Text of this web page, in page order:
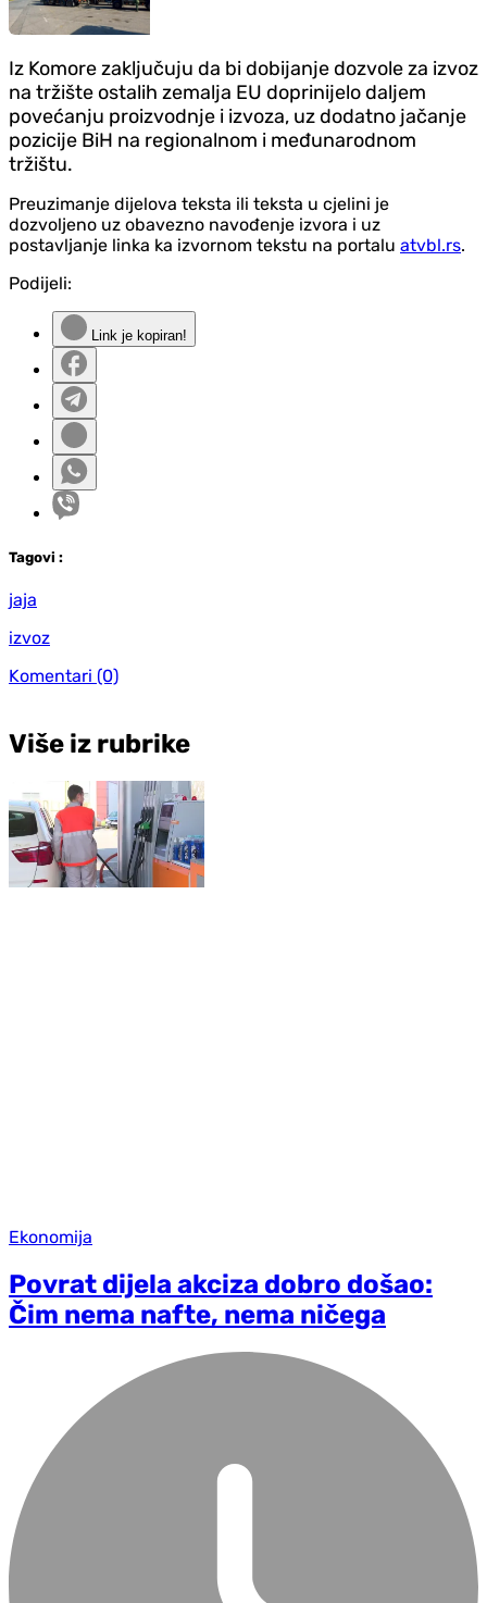
Iz Komore zaključuju da bi dobijanje dozvole za izvoz
na tržište ostalih zemalja EU doprinijelo daljem
povećanju proizvodnje i izvoza, uz dodatno jačanje
pozicije BiH na regionalnom i međunarodnom
tržištu.
Preuzimanje dijelova teksta ili teksta u cjelini je
dozvoljeno uz obavezno navođenje izvora i uz
postavljanje linka ka izvornom tekstu na portalu atvbl.rs.
Podijeli:
Link je kopiran!
Tagovi :
jaja
izvoz
Komentari (0)
Više iz rubrike
Ekonomija
Povrat dijela akciza dobro došao:
Čim nema nafte, nema ničega